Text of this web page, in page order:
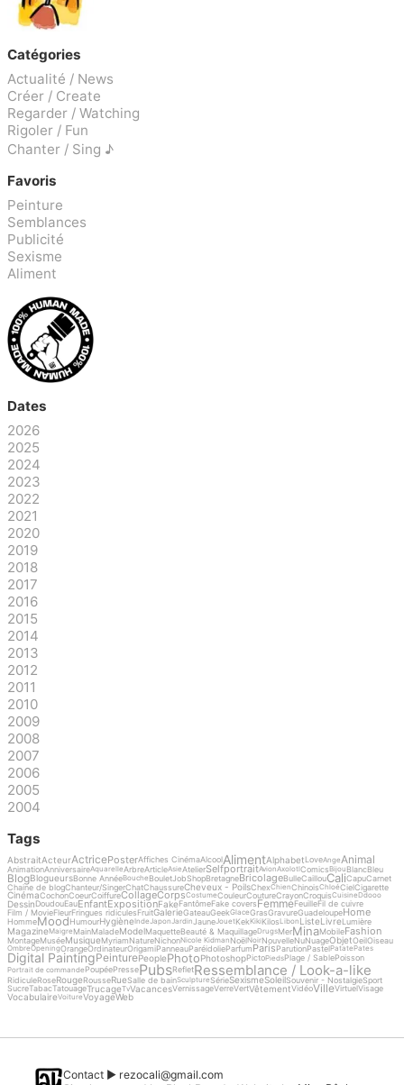
Catégories
Actualité / News
Créer / Create
Regarder / Watching
Rigoler / Fun
Chanter / Sing ♪
Favoris
Peinture
Semblances
Publicité
Sexisme
Aliment
Dates
2026
2025
2024
2023
2022
2021
2020
2019
2018
2017
2016
2015
2014
2013
2012
2011
2010
2009
2008
2007
2006
2005
2004
Tags
AbstraitActeurActricePosterAffiches CinémaAlcoolAlimentAlphabetLoveAngeAnimal
AnimationAnniversaireAquarelleArbreArticleAsieAtelierSelfportraitAvionAxolotlComicsBijou BlancBleu
BlogBlogueursBonne AnnéeBouche BouletJobShopBretagneBricolageBulleCaillouCaliCapuCarnet
Chaine de blogChanteur/SingerChatChaussureCheveux - PoilsChexChienChinoisChloéCielCigarette
CinémaCochonCoeurCoiffureCollageCorpsCostumeCouleurCoutureCrayonCroquisCuisineDdooo
DessinDoudouEauEnfantExpositionFakeFantômeFake coversFemmeFeuilleFil de cuivre
Film / MovieFleurFringues ridiculesFruitGalerieGateauGeekGlaceGrasGravureGuadeloupeHome
HommeMoodHumourHygièneIndeJaponJardinJauneJouetKekKikiKilosLibon ListeLivreLumière
MagazineMaigre MainMaladeModelMaquetteBeauté & MaquillageDrugsMerMinaMobileFashion
MontageMuséeMusiqueMyriamNatureNichonNicole Kidman NoëlNoirNouvelleNuNuageObjetOeilOiseau
OmbreOpeningOrangeOrdinateurOrigamiPanneauParéidolieParfumParisParutionPastelPatatePates
Digital PaintingPeinturePeoplePhotoPhotoshopPictoPiedsPlage / SablePoisson
Portrait de commande PoupéePressePubsRefletRessemblance / Look-a-like
RidiculeRoseRougeRousseRueSalle de bainSculptureSérieSexismeSoleilSouvenir - NostalgieSport
SucreTabacTatouageTrucageTvVacancesVernissageVerreVertVêtementVidéoVilleVirtuelVisage
VocabulaireVoitureVoyageWeb
Contact ► rezocali@gmail.com